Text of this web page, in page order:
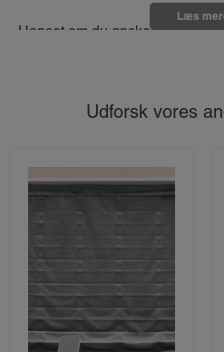
Udforsk vores
Uanset om du ønsker fuld
Fordele ved duo
Vi giver dig her et overblik
ved at vælge et duo rullegardin.
5 fordele ved at vælge et
Du kan nemt justere
perfekte mængde lys i rummet.
Læs